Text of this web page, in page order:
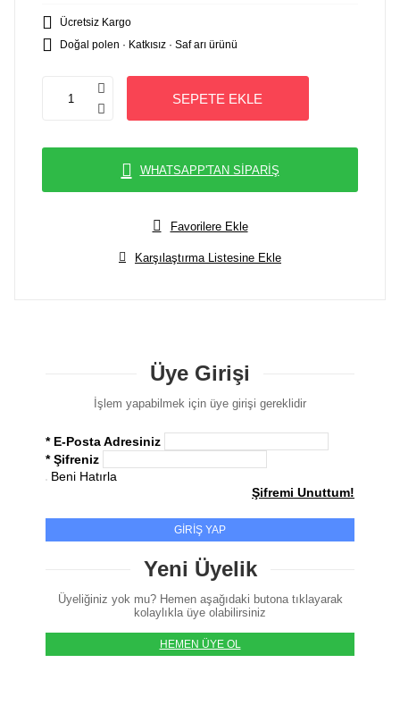
Ücretsiz Kargo
Doğal polen · Katkısız · Saf arı ürünü
SEPETE EKLE
WHATSAPP'TAN SİPARİŞ
Favorilere Ekle
Karşılaştırma Listesine Ekle
Üye Girişi
İşlem yapabilmek için üye girişi gereklidir
* E-Posta Adresiniz
* Şifreniz
Beni Hatırla
Şifremi Unuttum!
GİRİŞ YAP
Yeni Üyelik
Üyeliğiniz yok mu? Hemen aşağıdaki butona tıklayarak
kolaylıkla üye olabilirsiniz
HEMEN ÜYE OL